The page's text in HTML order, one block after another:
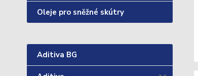
Oleje pro sněžné skútry
Aditiva BG